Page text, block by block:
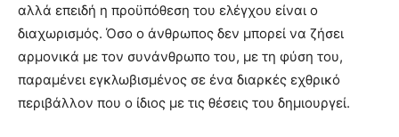
αλλά επειδή η προϋπόθεση του ελέγχου είναι ο
διαχωρισμός. Όσο ο άνθρωπος δεν μπορεί να ζήσει
αρμονικά με τον συνάνθρωπο του, με τη φύση του,
παραμένει εγκλωβισμένος σε ένα διαρκές εχθρικό
περιβάλλον που ο ίδιος με τις θέσεις του δημιουργεί.